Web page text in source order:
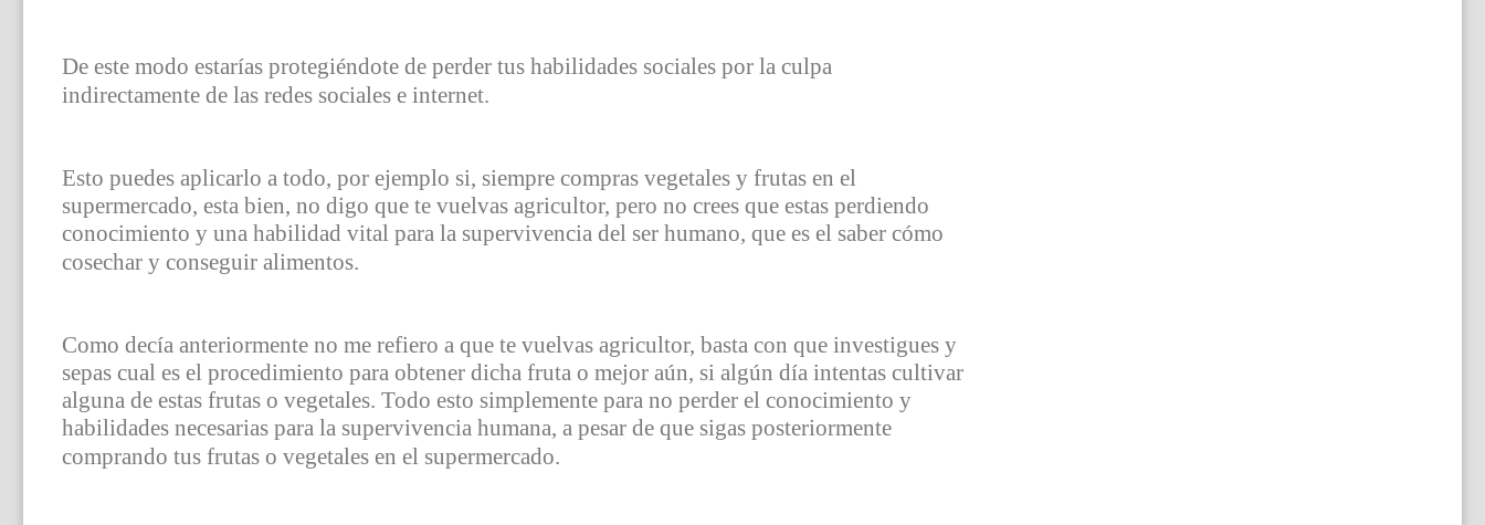
De este modo estarías protegiéndote de perder tus habilidades sociales por la culpa
indirectamente de las redes sociales e internet.
Esto puedes aplicarlo a todo, por ejemplo si, siempre compras vegetales y frutas en el
supermercado, esta bien, no digo que te vuelvas agricultor, pero no crees que estas perdiendo
conocimiento y una habilidad vital para la supervivencia del ser humano, que es el saber cómo
cosechar y conseguir alimentos.
Como decía anteriormente no me refiero a que te vuelvas agricultor, basta con que investigues y
sepas cual es el procedimiento para obtener dicha fruta o mejor aún, si algún día intentas cultivar
alguna de estas frutas o vegetales. Todo esto simplemente para no perder el conocimiento y
habilidades necesarias para la supervivencia humana, a pesar de que sigas posteriormente
comprando tus frutas o vegetales en el supermercado.